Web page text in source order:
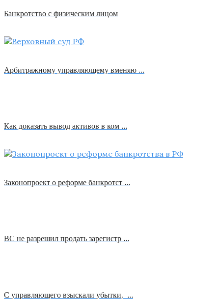
Банкротство с физическим лицом
Арбитражному управляющему вменяю …
Как доказать вывод активов в ком …
Законопроект о реформе банкротст …
ВС не разрешил продать зарегистр …
С управляющего взыскали убытки, …